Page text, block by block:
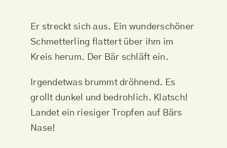
Er streckt sich aus. Ein wunderschöner
Schmetterling flattert über ihm im
Kreis herum. Der Bär schläft ein.
Irgendetwas brummt dröhnend. Es
grollt dunkel und bedrohlich. Klatsch!
Landet ein riesiger Tropfen auf Bärs
Nase!